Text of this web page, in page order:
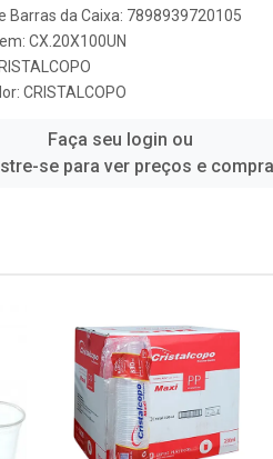
Barras da Caixa: 7898939720105
CX.20X100UN
CRISTALCOPO
Faça seu login ou
se para ver preços e